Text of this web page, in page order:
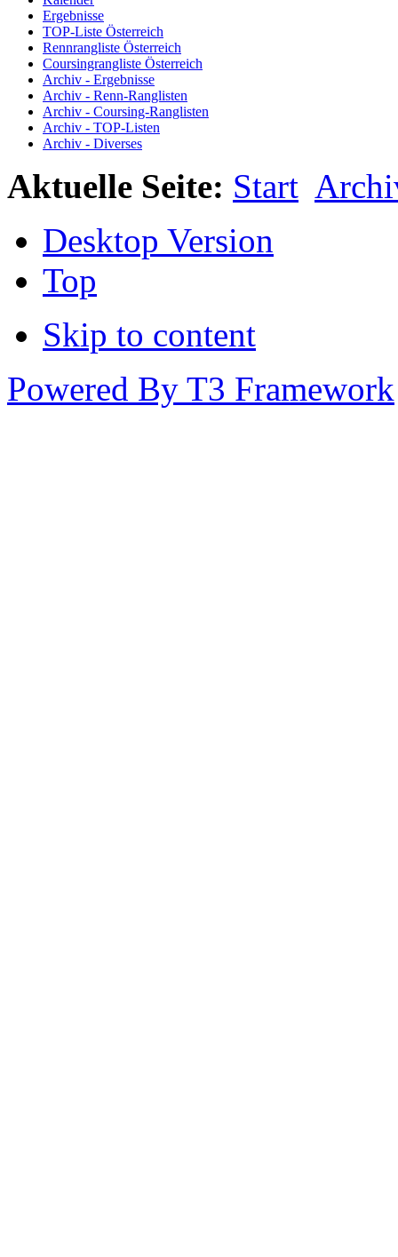
Ergebnisse
TOP-Liste Österreich
Rennrangliste Österreich
Coursingrangliste Österreich
Archiv - Ergebnisse
Archiv - Renn-Ranglisten
Archiv - Coursing-Ranglisten
Archiv - TOP-Listen
Archiv - Diverses
Aktuelle Seite: Start
Desktop Version
Top
Skip to content
Powered By T3 Framework